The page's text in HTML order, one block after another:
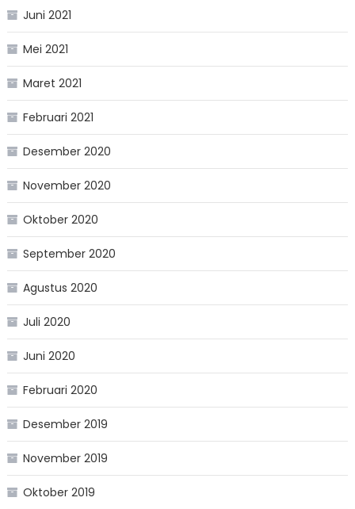
Juni 2021
Mei 2021
Maret 2021
Februari 2021
Desember 2020
November 2020
Oktober 2020
September 2020
Agustus 2020
Juli 2020
Juni 2020
Februari 2020
Desember 2019
November 2019
Oktober 2019